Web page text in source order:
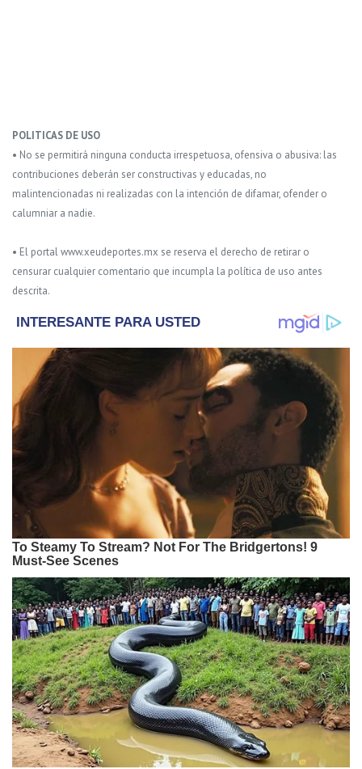
POLITICAS DE USO
• No se permitirá ninguna conducta irrespetuosa, ofensiva o abusiva: las
contribuciones deberán ser constructivas y educadas, no
malintencionadas ni realizadas con la intención de difamar, ofender o
calumniar a nadie.
• El portal www.xeudeportes.mx se reserva el derecho de retirar o
censurar cualquier comentario que incumpla la política de uso antes
descrita.